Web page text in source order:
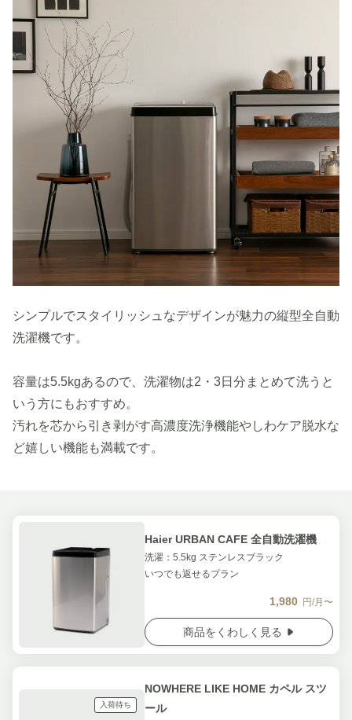
シンプルでスタイリッシュなデザインが魅力の縦型全自動
洗濯機です。
容量は5.5kgあるので、洗濯物は2・3日分まとめて洗うと
いう方にもおすすめ。
汚れを芯から引き剥がす高濃度洗浄機能やしわケア脱水な
ど嬉しい機能も満載です。
Haier URBAN CAFE 全自動洗濯機
洗濯：5.5kg ステンレスブラック
いつでも返せるプラン
1,980 円/月〜
商品をくわしく見る
入荷待ち
NOWHERE LIKE HOME カペル スツ
ール